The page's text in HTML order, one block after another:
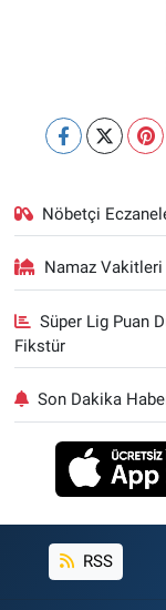
Nöbetçi
Namaz Vakitleri
Süper Lig Puan
Fikstür
Son Dakika
RSS